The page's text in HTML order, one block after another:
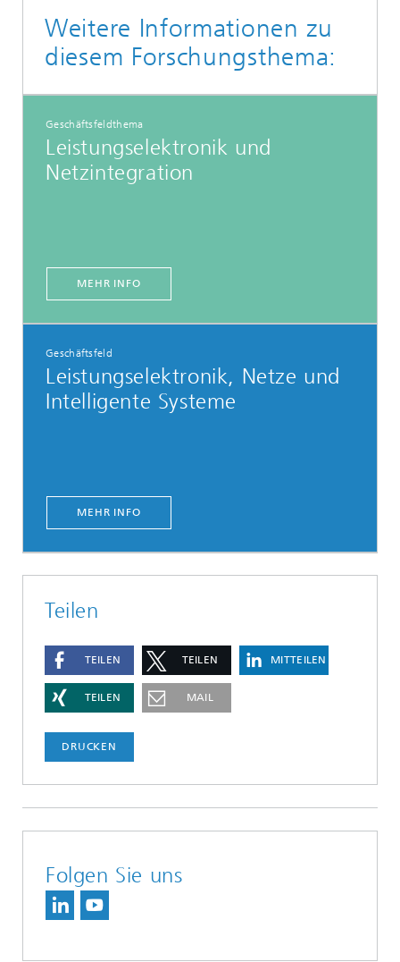
Weitere Informationen zu
diesem Forschungsthema:
Geschäftsfeldthema
Leistungselektronik und
Netzintegration
MEHR INFO
Geschäftsfeld
Leistungselektronik, Netze und
Intelligente Systeme
MEHR INFO
Teilen
TEILEN TEILEN MITTEILEN
TEILEN MAIL
DRUCKEN
Folgen Sie uns